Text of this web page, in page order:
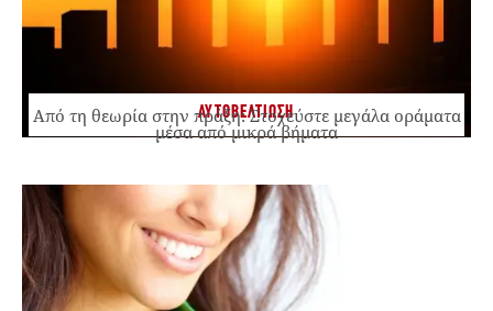
ΑΥΤΟΒΕΛΤΙΩΣΗ
Από τη θεωρία στην πράξη: Στοχεύστε μεγάλα οράματα
μέσα από μικρά βήματα